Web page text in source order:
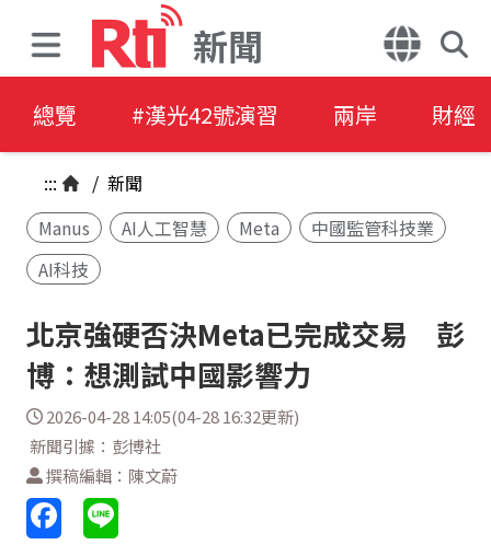
新聞
總覽 #漢光42號演習 兩岸 財經
::: / 新聞
Manus
AI人工智慧 Meta
中國監管科技業
AI科技
北京強硬否決Meta已完成交易 彭
博：想測試中國影響力
2026-04-28 14:05(04-28 16:32更新)
新聞引據：彭博社
撰稿編輯：陳文蔚